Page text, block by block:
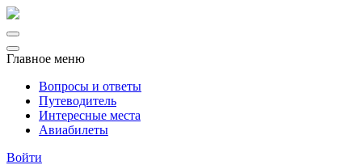
Главное меню
Вопросы и ответы
Путеводитель
Интересные места
Авиабилеты
Войти